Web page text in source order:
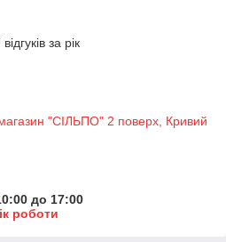
за рік
"СІЛЬПО" 2 поверх, Кривий
до 17:00
роботи